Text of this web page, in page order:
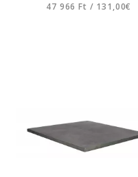
47 966 Ft / 131,00€